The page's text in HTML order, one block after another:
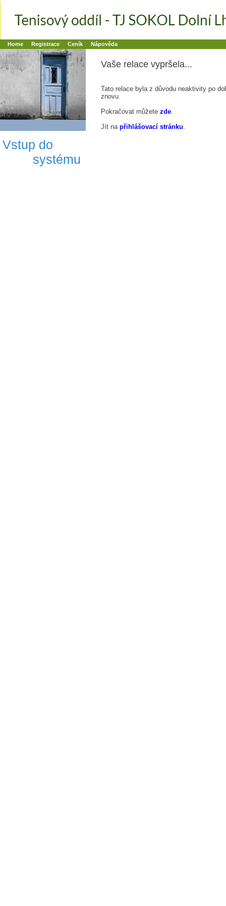
Rezervujse - Port�l pro online rezervace sportu Sports booking system
Home Registrace Ceník Nápověda
Vstup do
systému
Vaše relace vypršela...
Tato relace byla z důvodu neaktivity po
znovu.
Pokračovat můžete zde.
Jít na přihlášovací stránku.